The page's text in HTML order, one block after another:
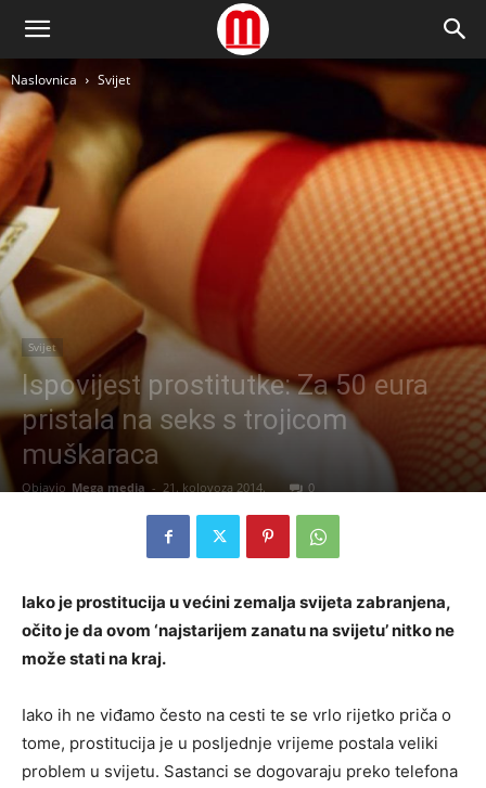
Naslovnica Svijet
Svijet
Ispovijest prostitutke: Za 50 eura
pristala na seks s trojicom
muškaraca
Objavio Mega media - 21. kolovoza 2014. 0
Iako je prostitucija u većini zemalja svijeta zabranjena,
očito je da ovom ‘najstarijem zanatu na svijetu’ nitko ne
može stati na kraj.
Iako ih ne viđamo često na cesti te se vrlo rijetko priča o
tome, prostitucija je u posljednje vrijeme postala veliki
problem u svijetu. Sastanci se dogovaraju preko telefona